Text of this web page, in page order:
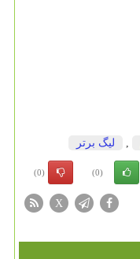
, لیگ برتر
(0)
(0)
X